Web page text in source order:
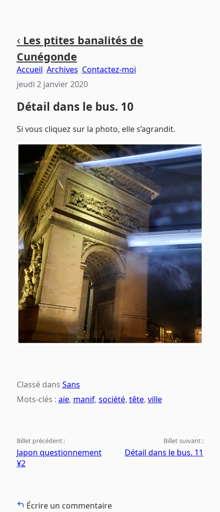
contenu
principal
menu
principal
page
‹ Les ptites banalités de
Cunégonde
Accueil Archives Contactez-moi
jeudi 2 janvier 2020
Détail dans le bus. 10
Si vous cliquez sur la photo, elle s’agrandit.
Classé dans Sans
Mots-clés : aïe, manif, société, tête, ville
Billet précédent :
Japon questionnement
¥2
Billet suivant :
Détail dans le bus. 11
Écrire un commentaire